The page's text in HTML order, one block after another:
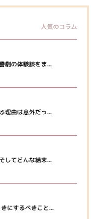
人気のコラム
劇の体験談をま...
理由は意外だっ...
してどんな結末...
にするべきこと...